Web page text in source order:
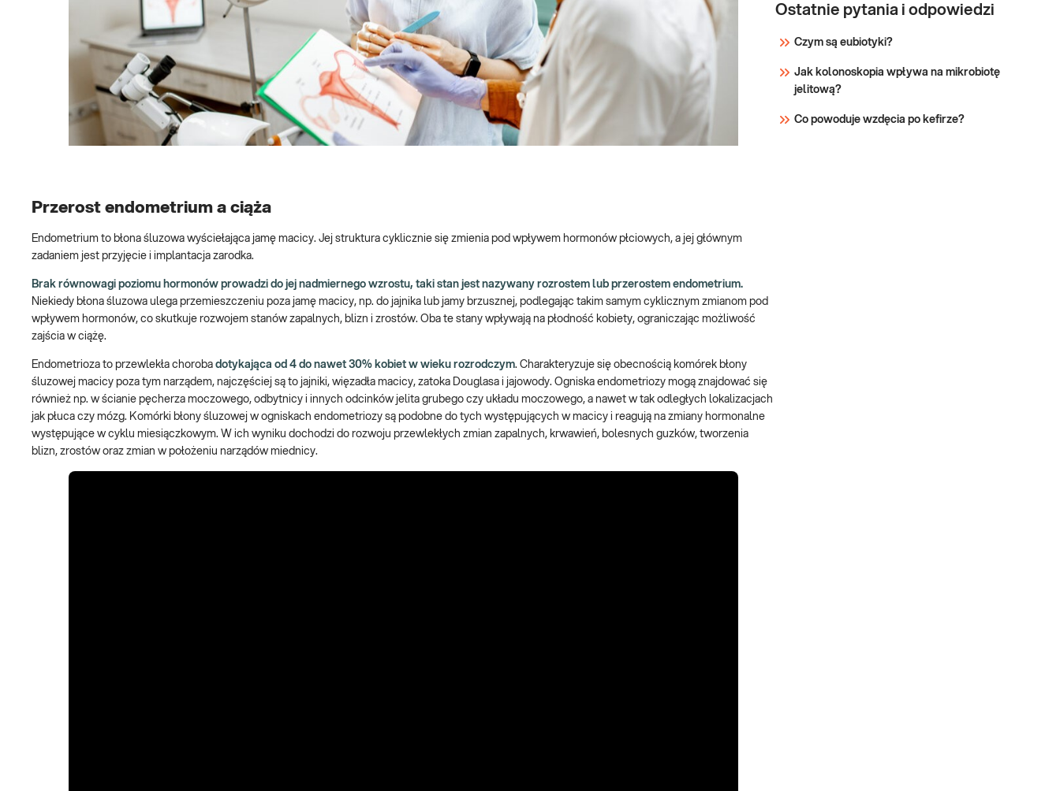
Przerost endometrium a ciąża
Endometrium to błona śluzowa wyściełająca jamę macicy. Jej struktura cyklicznie się zmienia pod wpływem hormonów płciowych, a jej głównym
zadaniem jest przyjęcie i implantacja zarodka.
Brak równowagi poziomu hormonów prowadzi do jej nadmiernego wzrostu, taki stan jest nazywany rozrostem lub przerostem endometrium.
Niekiedy błona śluzowa ulega przemieszczeniu poza jamę macicy, np. do jajnika lub jamy brzusznej, podlegając takim samym cyklicznym zmianom pod
wpływem hormonów, co skutkuje rozwojem stanów zapalnych, blizn i zrostów. Oba te stany wpływają na płodność kobiety, ograniczając możliwość
zajścia w ciążę.
Endometrioza to przewlekła choroba dotykająca od 4 do nawet 30% kobiet w wieku rozrodczym. Charakteryzuje się obecnością komórek błony
śluzowej macicy poza tym narządem, najczęściej są to jajniki, więzadła macicy, zatoka Douglasa i jajowody. Ogniska endometriozy mogą znajdować się
również np. w ścianie pęcherza moczowego, odbytnicy i innych odcinków jelita grubego czy układu moczowego, a nawet w tak odległych lokalizacjach
jak płuca czy mózg. Komórki błony śluzowej w ogniskach endometriozy są podobne do tych występujących w macicy i reagują na zmiany hormonalne
występujące w cyklu miesiączkowym. W ich wyniku dochodzi do rozwoju przewlekłych zmian zapalnych, krwawień, bolesnych guzków, tworzenia
blizn, zrostów oraz zmian w położeniu narządów miednicy.
Ostatnie pytania i odpowiedzi
Czym są eubiotyki?
Jak kolonoskopia wpływa na mikrobiotę
jelitową?
Co powoduje wzdęcia po kefirze?